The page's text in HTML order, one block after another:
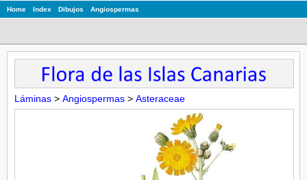
Home Index Dibujos Angiospermas
Láminas > Angiospermas > Asteraceae